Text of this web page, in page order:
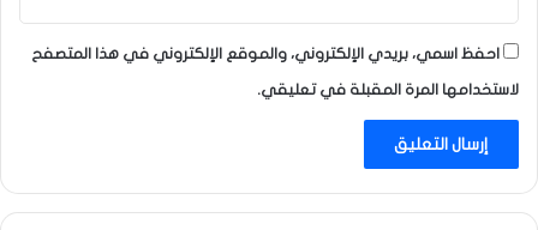
احفظ اسمي، بريدي الإلكتروني، والموقع الإلكتروني في هذا المتصفح
لاستخدامها المرة المقبلة في تعليقي.